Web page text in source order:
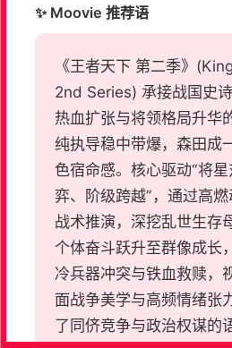
✨ Moovie 推荐语
《王者天下 第二季》
2nd Series) 承接战国史
热血扩张与将领格局升华
纯执导稳中带爆，森田成
色宿命感。核心驱动“将
弈、阶级跨越”，通过高
战术推演，深挖乱世生存
个体奋斗跃升至群像成长
冷兵器冲突与铁血救赎，
面战争美学与高频情绪张
了同侪竞争与政治权谋的